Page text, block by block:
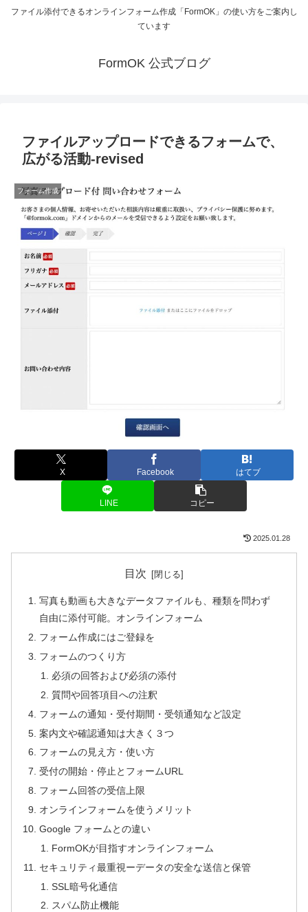
ファイル添付できるオンラインフォーム作成「FormOK」の使い方をご案内し
ています
FormOK 公式ブログ
ファイルアップロードできるフォームで、
広がる活動-revised
フォーム作成
X Facebook はてブ
LINE コピー
2025.01.28
目次
写真も動画も大きなデータファイルも、種類を問わず
自由に添付可能。オンラインフォーム
フォーム作成にはご登録を
フォームのつくり方
必須の回答および必須の添付
質問や回答項目への注釈
フォームの通知・受付期間・受領通知など設定
案内文や確認通知は大きく３つ
フォームの見え方・使い方
受付の開始・停止とフォームURL
フォーム回答の受信上限
オンラインフォームを使うメリット
Google フォームとの違い
FormOKが目指すオンラインフォーム
セキュリティ最重視ーデータの安全な送信と保管
SSL暗号化通信
スパム防止機能